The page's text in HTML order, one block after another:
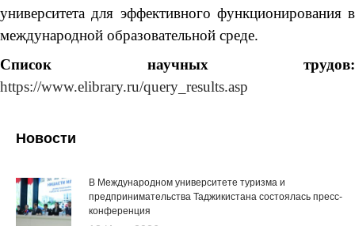
университета для эффективного функционирования в
международной образовательной среде.
Список научных трудов:
https://www.elibrary.ru/query_results.asp
Новости
В Международном университете туризма и
предпринимательства Таджикистана состоялась пресс-
конференция